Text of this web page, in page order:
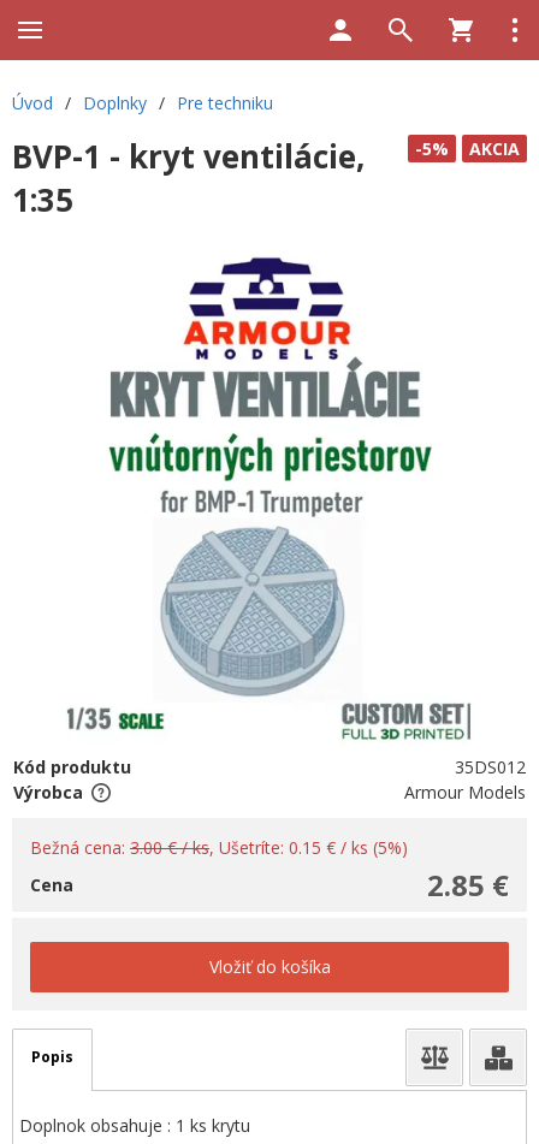
Úvod / Doplnky / Pre techniku
AKCIA
-5%
BVP-1 - kryt ventilácie,
1:35
Kód produktu
35DS012
Výrobca
Armour Models
Bežná cena: 3.00 € / ks, Ušetríte: 0.15 € / ks (5%)
2.85 €
Cena
Vložiť do košíka
Popis
Doplnok obsahuje : 1 ks krytu